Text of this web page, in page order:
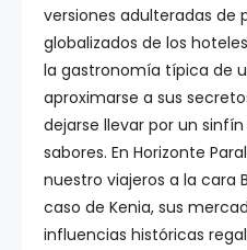
versiones adulteradas de
globalizados de los
la gastronomía típica de
aproximarse a sus
dejarse llevar por un
sabores. En Horizonte
nuestro viajeros a la cara
caso de Kenia, sus
influencias históricas